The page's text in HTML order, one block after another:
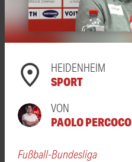
HEIDENHEIM
SPORT
VON
PAOLO PERCOCO
Fußball-Bundesliga